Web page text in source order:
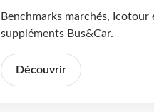
Benchmarks marchés, Icotour
suppléments Bus&Car.
Découvrir